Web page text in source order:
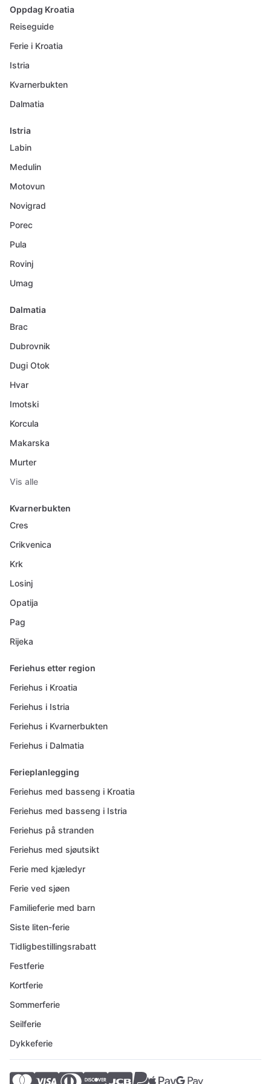
Oppdag Kroatia
Reiseguide
Ferie i Kroatia
Istria
Kvarnerbukten
Dalmatia
Istria
Labin
Medulin
Motovun
Novigrad
Porec
Pula
Rovinj
Umag
Dalmatia
Brac
Dubrovnik
Dugi Otok
Hvar
Imotski
Korcula
Makarska
Murter
Vis alle
Kvarnerbukten
Cres
Crikvenica
Krk
Losinj
Opatija
Pag
Rijeka
Feriehus etter region
Feriehus i Kroatia
Feriehus i Istria
Feriehus i Kvarnerbukten
Feriehus i Dalmatia
Ferieplanlegging
Feriehus med basseng i Kroatia
Feriehus med basseng i Istria
Feriehus på stranden
Feriehus med sjøutsikt
Ferie med kjæledyr
Ferie ved sjøen
Familieferie med barn
Siste liten-ferie
Tidligbestillingsrabatt
Festferie
Kortferie
Sommerferie
Seilferie
Dykkeferie